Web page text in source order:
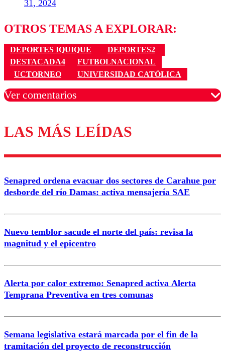
31, 2024
OTROS TEMAS A EXPLORAR:
DEPORTES IQUIQUE
DEPORTES2
DESTACADA4
FUTBOLNACIONAL
UCTORNEO
UNIVERSIDAD CATÓLICA
Ver comentarios
Los comentarios son moderados para garantizar un
diálogo respetuoso.
Nombre
Correo
LAS MÁS LEÍDAS
Senapred ordena evacuar dos sectores de Carahue por
desborde del río Damas: activa mensajería SAE
Nuevo temblor sacude el norte del país: revisa la
magnitud y el epicentro
Alerta por calor extremo: Senapred activa Alerta
Temprana Preventiva en tres comunas
Semana legislativa estará marcada por el fin de la
tramitación del proyecto de reconstrucción